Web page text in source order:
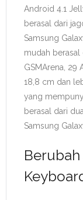
Android 4.1
berasal dari
Samsung
mudah berasal
GSMArena, 29
18,8 cm dan
yang
berasal dari
Samsung